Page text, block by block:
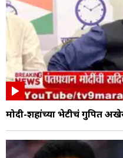
मोदी-शहांच्या भेटीचं गुपित